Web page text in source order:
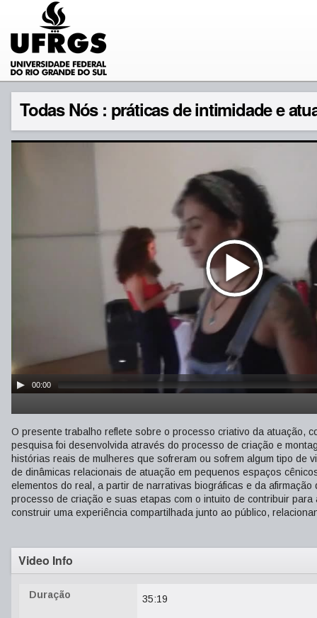
Todas Nós : práticas de intimidade e
00:00
O presente trabalho reflete sobre o processo criativo da atuação,
pesquisa foi desenvolvida através do processo de criação e
histórias reais de mulheres que sofreram ou sofrem algum tipo de
de dinâmicas relacionais de atuação em pequenos espaços
elementos do real, a partir de narrativas biográficas e da
processo de criação e suas etapas com o intuito de contribuir
construir uma experiência compartilhada junto ao público,
Video Info
Duração 35:19